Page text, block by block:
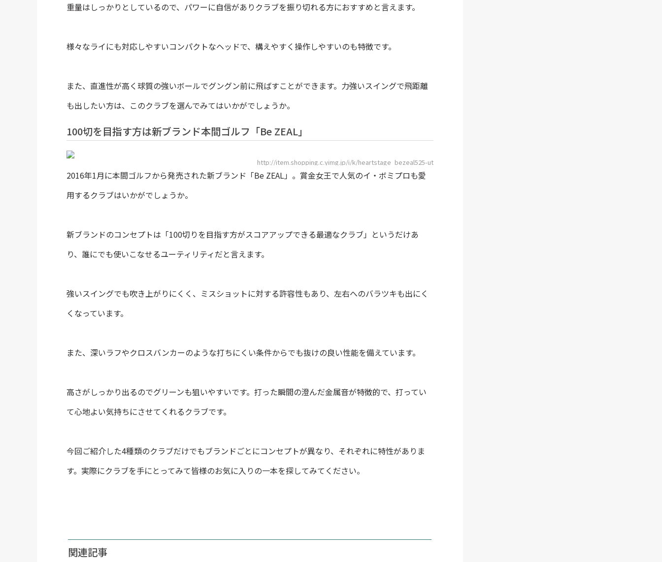
重量はしっかりとしているので、パワーに自信がありクラブを振り切れる方におすすめと言えます。
様々なライにも対応しやすいコンパクトなヘッドで、構えやすく操作しやすいのも特徴です。
また、直進性が高く球質の強いボールでグングン前に飛ばすことができます。力強いスイングで飛距離
も出したい方は、このクラブを選んでみてはいかがでしょうか。
100切を目指す方は新ブランド本間ゴルフ「Be ZEAL」
http://item.shopping.c.yimg.jp/i/k/heartstage_bezeal525-ut
2016年1月に本間ゴルフから発売された新ブランド「Be ZEAL」。賞金女王で人気のイ・ボミプロも愛
用するクラブはいかがでしょうか。
新ブランドのコンセプトは「100切りを目指す方がスコアアップできる最適なクラブ」というだけあ
り、誰にでも使いこなせるユーティリティだと言えます。
強いスイングでも吹き上がりにくく、ミスショットに対する許容性もあり、左右へのバラツキも出にく
くなっています。
また、深いラフやクロスバンカーのような打ちにくい条件からでも抜けの良い性能を備えています。
高さがしっかり出るのでグリーンも狙いやすいです。打った瞬間の澄んだ金属音が特徴的で、打ってい
て心地よい気持ちにさせてくれるクラブです。
今回ご紹介した4種類のクラブだけでもブランドごとにコンセプトが異なり、それぞれに特性がありま
す。実際にクラブを手にとってみて皆様のお気に入りの一本を探してみてください。
関連記事